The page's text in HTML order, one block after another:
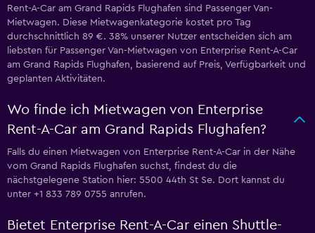
Rent-A-Car am Grand Rapids Flughafen sind Passenger Van-
Mietwagen. Diese Mietwagenkategorie kostet pro Tag
durchschnittlich 89 €. 38% unserer Nutzer entscheiden sich am
liebsten für Passenger Van-Mietwagen von Enterprise Rent-A-Car
am Grand Rapids Flughafen, basierend auf Preis, Verfügbarkeit und
geplanten Aktivitäten.
Wo finde ich Mietwagen von Enterprise
Rent-A-Car am Grand Rapids Flughafen?
Falls du einen Mietwagen von Enterprise Rent-A-Car in der Nähe
vom Grand Rapids Flughafen suchst, findest du die
nächstgelegene Station hier: 5500 44th St Se. Dort kannst du
unter +1 833 789 0755 anrufen.
Bietet Enterprise Rent-A-Car einen Shuttle-